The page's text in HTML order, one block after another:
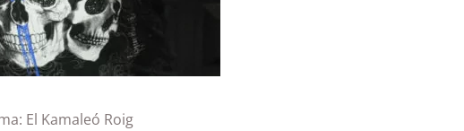
El Kamaleó Roig